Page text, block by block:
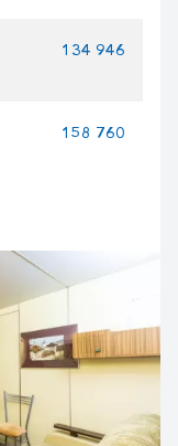
134 946
158 760